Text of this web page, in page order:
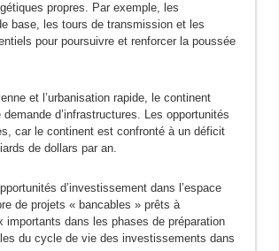
propres. Par exemple, les
base, les tours de transmission et les
pour poursuivre et renforcer la poussée
et l’urbanisation rapide, le continent
d’infrastructures. Les opportunités
car le continent est confronté à un déficit
de dollars par an.
d’investissement dans l’espace
de projets « bancables » prêts à
importants dans les phases de préparation
du cycle de vie des investissements dans